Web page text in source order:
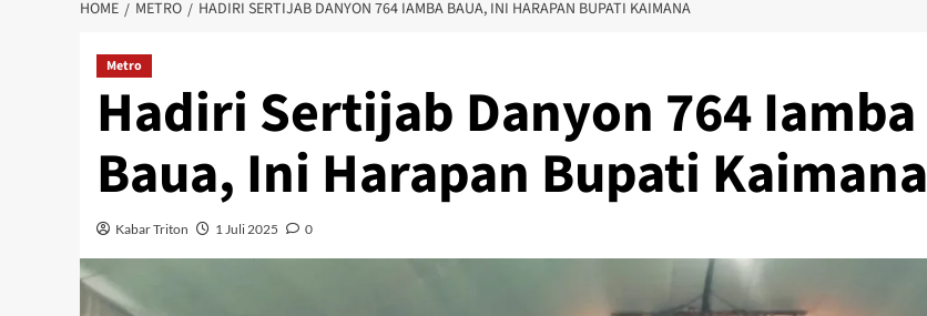
HOME METRO HADIRI SERTIJAB DANYON 764 IAMBA BAUA, INI HARAPAN BUPATI KAIMANA
Metro
Hadiri Sertijab Danyon 764 Iamba
Baua, Ini Harapan Bupati Kaimana
Kabar Triton 1 Juli 2025 0